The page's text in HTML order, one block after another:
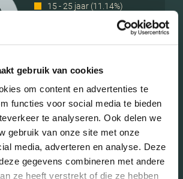
gebruik van cookies
om content en advertenties te
functies voor social media te bieden
te analyseren. Ook delen we
gebruik van onze site met onze
media, adverteren en analyse. Deze
gegevens combineren met andere
ze heeft verstrekt of die ze hebben
15 - 25 jaar (11.14%)
25 - 45 jaar (24.87%)
Mannen (48.24%)
Vrouwen (51.76%)